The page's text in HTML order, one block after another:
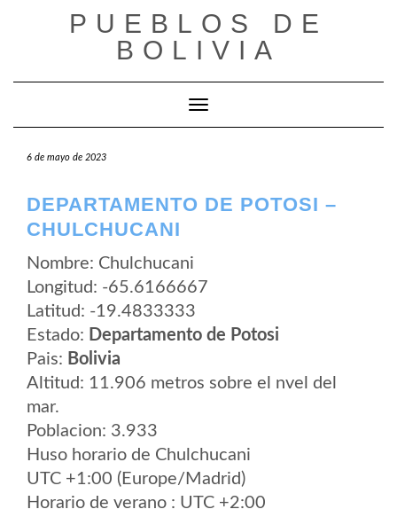
PUEBLOS DE
BOLIVIA
Cambiar modo de navegación
6 de mayo de 2023
DEPARTAMENTO DE POTOSI –
CHULCHUCANI
Nombre: Chulchucani
Longitud: -65.6166667
Latitud: -19.4833333
Estado: Departamento de Potosi
Pais: Bolivia
Altitud: 11.906 metros sobre el nvel del
mar.
Poblacion: 3.933
Huso horario de Chulchucani
UTC +1:00 (Europe/Madrid)
Horario de verano : UTC +2:00